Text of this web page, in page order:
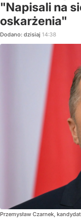
"Napisali na
oskarżenia"
Dodano: dzisiaj 14:38
Przemysław Czarnek,